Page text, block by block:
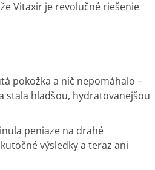
Vitaxir je revolučné riešenie
pokožka a nič nepomáhalo –
stala hladšou, hydratovanejšou
peniaze na drahé
výsledky a teraz ani